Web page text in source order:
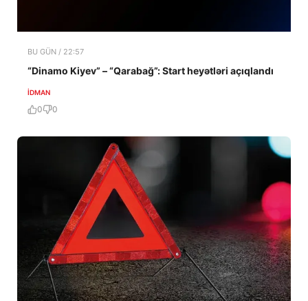
BU GÜN / 22:57
“Dinamo Kiyev” – “Qarabağ”: Start heyətləri açıqlandı
İDMAN
0 0